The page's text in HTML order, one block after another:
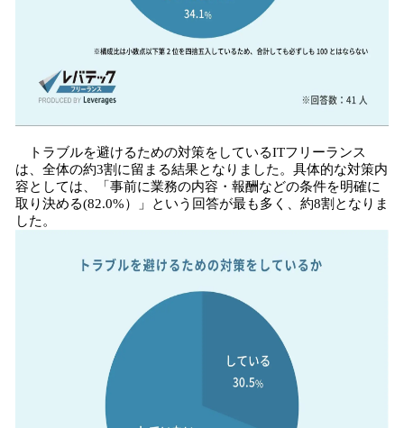
トラブルを避けるための対策をしているITフリーランス
は、全体の約3割に留まる結果となりました。具体的な対策内
容としては、「事前に業務の内容・報酬などの条件を明確に
取り決める(82.0%）」という回答が最も多く、約8割となりま
した。